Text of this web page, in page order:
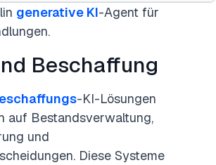
generative KI-Agent für
Beschaffung
-KI-Lösungen
auf Bestandsverwaltung,
und
Diese Systeme